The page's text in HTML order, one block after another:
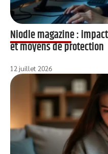
Niodle magazine :
et moyens de protection
12 juillet 2026